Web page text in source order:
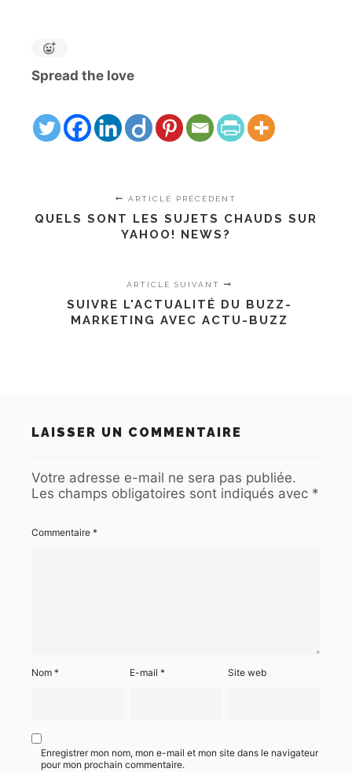
Spread the love
ARTICLE PRÉCÉDENT
QUELS SONT LES SUJETS CHAUDS SUR
YAHOO! NEWS?
ARTICLE SUIVANT
SUIVRE L'ACTUALITÉ DU BUZZ-
MARKETING AVEC ACTU-BUZZ
LAISSER UN COMMENTAIRE
Votre adresse e-mail ne sera pas publiée.
Les champs obligatoires sont indiqués avec *
Commentaire *
Nom * E-mail* Site web
Enregistrer mon nom, mon e-mail et mon site dans le navigateur
pour mon prochain commentaire.